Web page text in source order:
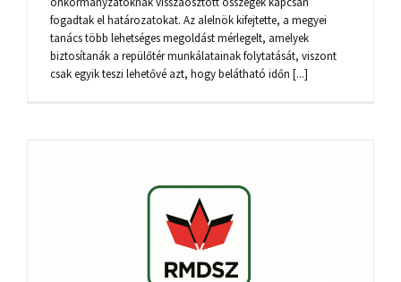
fogadtak el határozatokat. Az alelnök kifejtette, a megyei
tanács több lehetséges megoldást mérlegelt, amelyek
biztosítanák a repülőtér munkálatainak folytatását, viszont
csak egyik teszi lehetővé azt, hogy belátható időn [...]